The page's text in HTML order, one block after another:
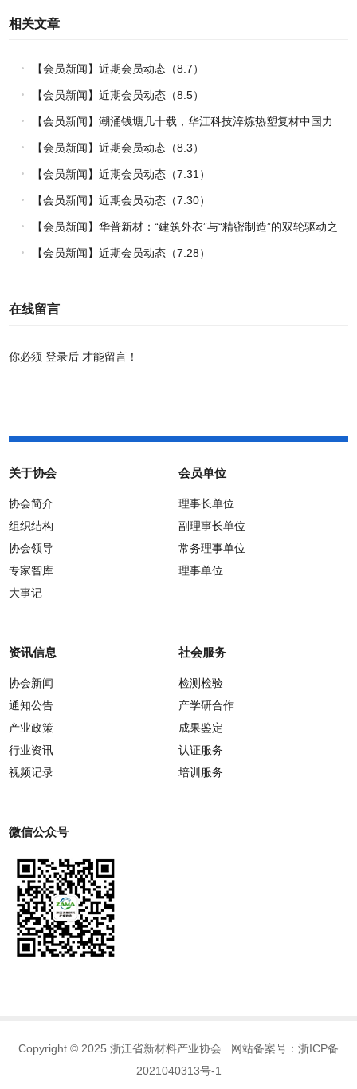
相关文章
【会员新闻】近期会员动态（8.7）
【会员新闻】近期会员动态（8.5）
【会员新闻】潮涌钱塘几十载，华江科技淬炼热塑复材中国力
量
【会员新闻】近期会员动态（8.3）
【会员新闻】近期会员动态（7.31）
【会员新闻】近期会员动态（7.30）
【会员新闻】华普新材：“建筑外衣”与“精密制造”的双轮驱动之
路
【会员新闻】近期会员动态（7.28）
在线留言
你必须登录后 才能留言！
关于协会
协会简介
组织结构
协会领导
专家智库
大事记
会员单位
理事长单位
副理事长单位
常务理事单位
理事单位
资讯信息
协会新闻
通知公告
产业政策
行业资讯
视频记录
社会服务
检测检验
产学研合作
成果鉴定
认证服务
培训服务
微信公众号
Copyright © 2025 浙江省新材料产业协会 网站备案号： 浙ICP备
2021040313号-1